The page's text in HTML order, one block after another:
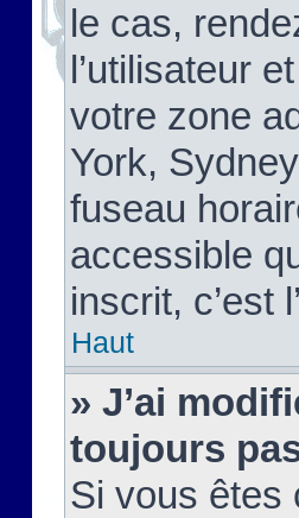
le cas,
l’utilisateur
votre zone
York,
fuseau
accessible
inscrit, c’est
Haut
» J’ai
toujours
Si vous êtes